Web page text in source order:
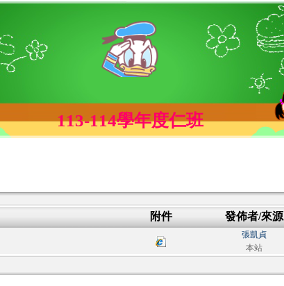
113-114學年度仁班
附件 發佈者/來源
張凱貞
本站